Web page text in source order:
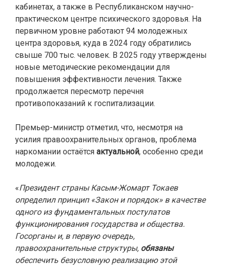
кабинетах, а также в Республиканском научно-
практическом центре психического здоровья. На
первичном уровне работают 94 молодежных
центра здоровья, куда в 2024 году обратились
свыше 700 тыс. человек. В 2025 году утверждены
новые методические рекомендации для
повышения эффективности лечения. Также
продолжается пересмотр перечня
противопоказаний к госпитализации.
Премьер-министр отметил, что, несмотря на
усилия правоохранительных органов, проблема
наркомании остаётся актуальной, особенно среди
молодежи.
«Президент страны Касым-Жомарт Токаев
определил принцип «Закон и порядок» в качестве
одного из фундаментальных постулатов
функционирования государства и общества.
Госорганы и, в первую очередь,
правоохранительные структуры, обязаны
обеспечить безусловную реализацию этой